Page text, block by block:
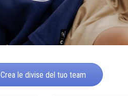
Crea le divise del tuo team